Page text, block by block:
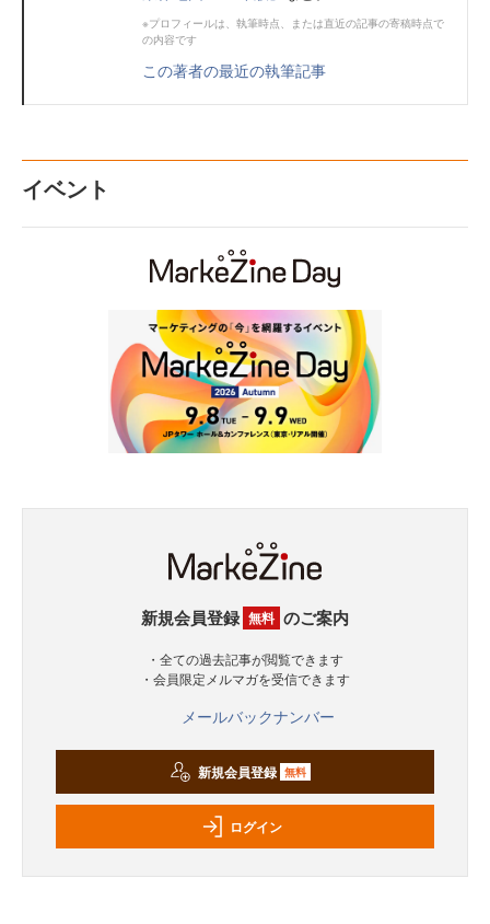
※プロフィールは、執筆時点、または直近の記事の寄稿時点で
の内容です
この著者の最近の執筆記事
イベント
新規会員登録 無料 のご案内
・全ての過去記事が閲覧できます
・会員限定メルマガを受信できます
メールバックナンバー
新規会員登録 無料
ログイン